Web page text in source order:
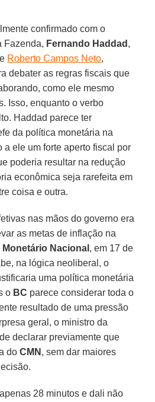
confirmado com o
Fazenda, Fernando Haddad ,
Roberto Campos Neto,
debater as regras fiscais que
como ele mesmo
Isso, enquanto o verbo
Haddad parece ter
da política monetária na
a ele um forte aperto fiscal por
poderia resultar na redução
econômica seja rarefeita em
coisa e outra.
nas mãos do governo era
as metas de inflação na
Nacional , em 17 de
na lógica neoliberal, o
uma política monetária
o BC parece considerar toda o
resultado de uma pressão
geral, o ministro da
declarar previamente que
doCMN , sem dar maiores
28 minutos e dali não